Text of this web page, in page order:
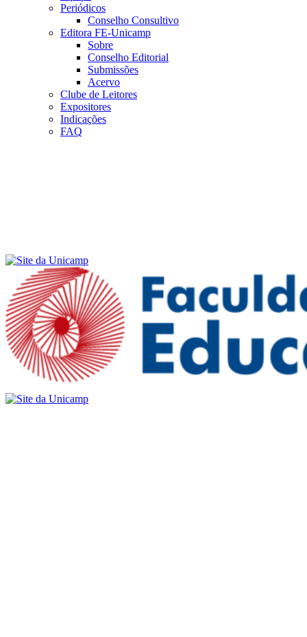
Periódicos
Conselho Consultivo
Editora FE-Unicamp
Sobre
Conselho Editorial
Submissões
Acervo
Clube de Leitores
Expositores
Indicações
FAQ